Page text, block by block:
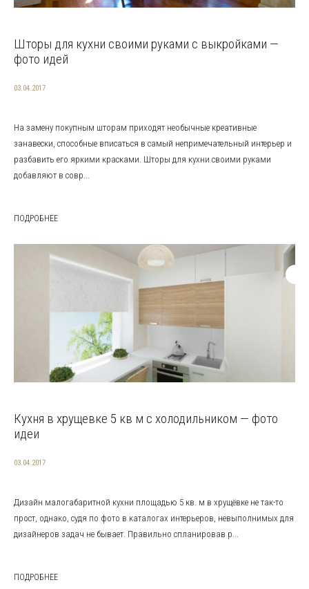
Шторы для кухни своими руками с выкройками —
фото идей
03.04.2017
На замену покупным шторам приходят необычные креативные
занавески, способные вписаться в самый непримечательный интерьер и
разбавить его яркими красками. Шторы для кухни своими руками
добавляют в совр...
ПОДРОБНЕЕ
Кухня в хрущевке 5 кв м с холодильником — фото
идеи
03.04.2017
Дизайн малогабаритной кухни площадью 5 кв. м в хрущёвке не так-то
прост, однако, судя по фото в каталогах интерьеров, невыполнимых для
дизайнеров задач не бывает. Правильно спланировав р...
ПОДРОБНЕЕ